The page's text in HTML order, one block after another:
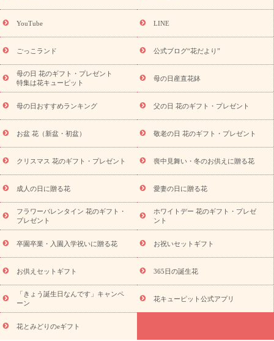
9月の誕生花(リンドウ)
ら探す
お祝いの花特集 当日配達特急便 お祝い商品一覧
念日
結婚祝い 出産祝い 退院祝い・快気祝い
寿祝い
プチギフト ペットのお祝いフラワー
供え・お悔やみ商品一覧
お供え・お悔やみの花
四十九日法要以
降に贈る花
通夜・葬儀に贈る花
お供え お花とセットギフト
お供え プリザーブドフラワー
ペットのお供えフラワー
お盆（新
盆・初盆）
その他 お祝い返し お見舞い
お取り寄せギフト
ビジネス用
ご自宅用 観葉植物 ミディ胡蝶蘭
プリザーブ
ドフラワー
スタイルから探す アレンジメント 花束
スタ
ンド花
お祝い お供え・お悔やみ 胡蝶蘭 胡蝶蘭・花鉢
ディ胡蝶蘭・お祝い
ミディ胡蝶蘭・お供え
世界初の青色胡蝶蘭
観葉植物
観葉植物 産直多肉植物
プリザーブドフラワー
お祝い
お供え・お悔やみ 花とセットギフト
セミオーダー
プチギフト（hanamore -ハナモア-）
花とみどりのeギフト
キューピットのeGfit
カラー ピンク イエローオレンジ
レッ
ド
お花の種類 トルコキキョウ
お祝い お祝い・3000円～ お祝い・4000円～
お祝い・
5000円～
お祝い・7000円～ お祝い・ 10000円～
お供え・お
悔やみ
円～
お供え・お悔やみ・
読み物
YouTube LINE
ごっこランド 公式ブログ“花だより”
母の日 花のギフト・プレゼント
特集は花キューピット
母の日産直花鉢
母の日おすすめランキング 父の日 花のギフト・プレゼント
お盆 花（新盆・初盆） 敬老の日 花のギフト・プレゼント
クリスマス 花のギフト・プレゼント 喪中見舞い・冬のお供えに贈る花
成人の日に贈る花 愛妻の日に贈る花
フラワーバレンタイン 花のギフト・
プレゼント
ホワイトデー 花のギフト・プレゼ
ント
卒園卒業・入園入学祝いに贈る花 お祝いセットギフト
お供えセットギフト 365日の誕生花
「きょう誕生日なんです」キャンペ
ーン
花キューピット公式アプリ
花とみどりのeギフト